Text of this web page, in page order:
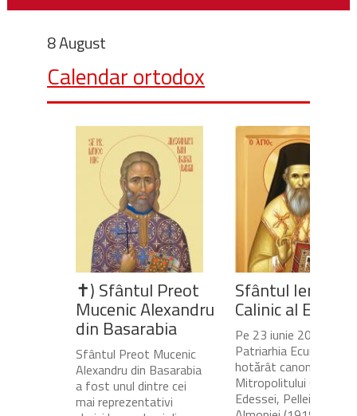
8 August
Calendar ortodox
✝) Sfântul Preot
Mucenic Alexandru
din Basarabia
Sfântul Preot Mucenic
Alexandru din Basarabia
a fost unul dintre cei
mai reprezentativi
Sfântul Ierarh
Calinic al
Pe 23 iunie 2020,
Patriarhia Ecumenică a
hotărât canonizarea
Mitropolitului Calinic al
Edessei, Pellei și